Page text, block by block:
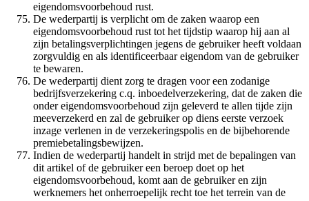
eigendomsvoorbehoud rust.
De wederpartij is verplicht om de zaken waarop een
eigendomsvoorbehoud rust tot het tijdstip waarop hij aan al
zijn betalingsverplichtingen jegens de gebruiker heeft voldaan
zorgvuldig en als identificeerbaar eigendom van de gebruiker
te bewaren.
De wederpartij dient zorg te dragen voor een zodanige
bedrijfsverzekering c.q. inboedelverzekering, dat de zaken die
onder eigendomsvoorbehoud zijn geleverd te allen tijde zijn
meeverzekerd en zal de gebruiker op diens eerste verzoek
inzage verlenen in de verzekeringspolis en de bijbehorende
premiebetalingsbewijzen.
Indien de wederpartij handelt in strijd met de bepalingen van
dit artikel of de gebruiker een beroep doet op het
eigendomsvoorbehoud, komt aan de gebruiker en zijn
werknemers het onherroepelijk recht toe het terrein van de